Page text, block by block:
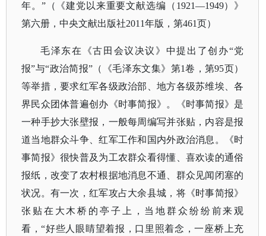
年。”（《建党以来重要文献选编（1921—1949）》
第六册，中央文献出版社2011年版，第461页）
毛泽东在《古田会议决议》中提出了创办“党
报”与“政治简报”（《毛泽东文集》第1卷，第95页）
等举措，要求红军各级政治部、地方各级苏维埃、各
界民众团体普遍创办《时事简报》。《时事简报》是
一种手抄大张壁报，一般每周编写并张贴，内容是报
道当地群众斗争、红军工作和国内外政治消息。《时
事简报》很快普及为工农群众看得懂、喜欢读的通俗
报纸，改变了农村根据地消息不通、群众见闻闭塞的
状况。有一次，红军攻占大余县城，将《时事简报》
张贴在大木桥的亭子上，当地群众纷纷前来观
看，“好些人眼睛望着报，口里照着念，一座桥上充